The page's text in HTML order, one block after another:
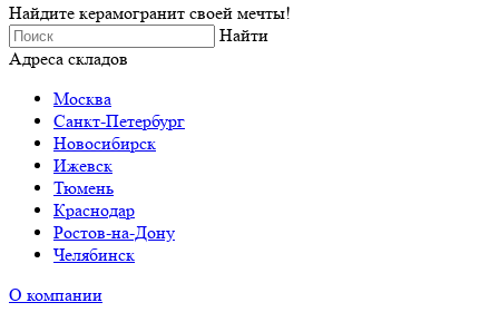
Найдите керамогранит своей мечты!
Найти
Адреса складов
Москва
Санкт-Петербург
Новосибирск
Ижевск
Тюмень
Краснодар
Ростов-на-Дону
Челябинск
О компании